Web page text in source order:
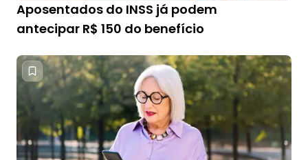
Aposentados do INSS já podem
antecipar R$ 150 do benefício